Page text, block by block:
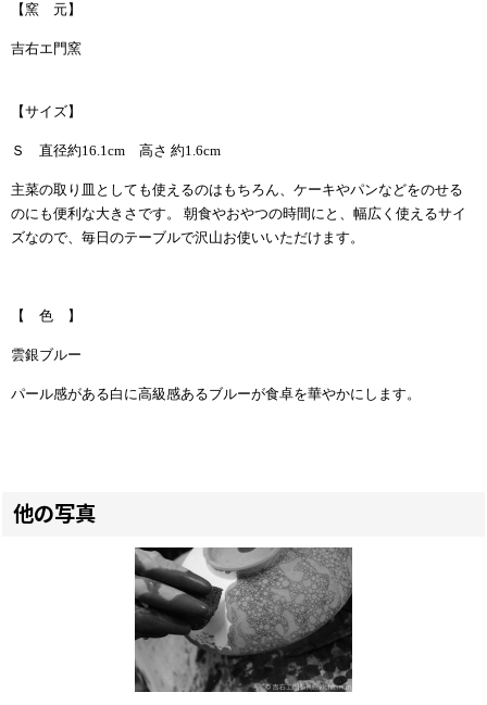
【窯 元】
吉右エ門窯
【サイズ】
Ｓ 直径約16.1cm 高さ 約1.6cm
主菜の取り皿としても使えるのはもちろん、ケーキやパンなどをのせる
のにも便利な大きさです。 朝食やおやつの時間にと、幅広く使えるサイ
ズなので、毎日のテーブルで沢山お使いいただけます。
【 色 】
雲銀ブルー
パール感がある白に高級感あるブルーが食卓を華やかにします。
他の写真